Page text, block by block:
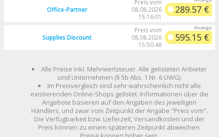
Office-Partner
Preis vom
08.08.2026
15:16:01
289.57 €
Supplies Discount
Preis vom
08.08.2026
15:50:48
595.15 €
Alle Preise inkl. Mehrwertsteuer. Alle gelisteten Anbieter
sind Unternehmen (§ 5b Abs. 1 Nr. 6 UWG).
Im Preisvergleich sind sehr wahrscheinlich nicht alle
existierenden Online-Shops gelistet. Informationen über die
Angebote basieren auf den Angaben des jeweiligen
Händlers, und zwar vom Zeitpunkt der Angabe "Preis vom".
Die Verfügbarkeit bzw. Lieferzeit, Versandkosten und der
Preis können zu einem späteren Zeitpunkt abweichen.